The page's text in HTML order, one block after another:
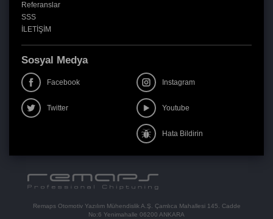
Referanslar
SSS
İLETİŞİM
Sosyal Medya
Facebook Instagram
Twitter Youtube
Hata Bildirin
Remaps Otomotiv Yazılım Mühendislik A.Ş. Çamlıca Mahallesi 145. Cadde
No:6 Yenimahalle 06200 ANKARA